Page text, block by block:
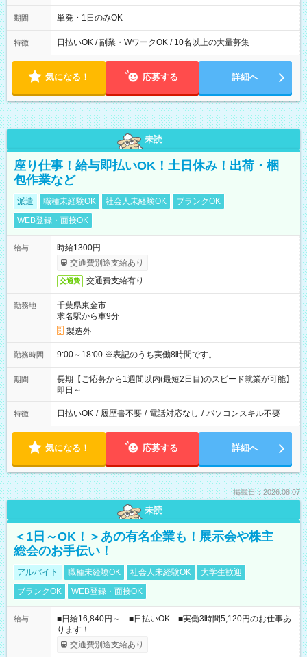
～22：00
期間 単発・1日のみOK
特徴 日払いOK / 副業・WワークOK / 10名以上の大量募集
気になる！ 応募する 詳細へ
未読
座り仕事！給与即払いOK！土日休み！出荷・梱
包作業など
派遣 職種未経験OK 社会人未経験OK
ブランクOK
WEB登録・面接OK
給与
時給1300円
交通費別途支給あり
交通費 交通費支給有り
勤務地
千葉県東金市
求名駅から車9分
製造外
勤務時間 9:00～18:00 ※表記のうち実働8時間です。
期間
長期【ご応募から1週間以内(最短2日目)のスピード就業が可能】
即日～
特徴 日払いOK / 履歴書不要 / 電話対応なし / パソコンスキル不要
気になる！ 応募する 詳細へ
掲載日：2026.08.07
未読
＜1日～OK！＞あの有名企業も！展示会や株主
総会のお手伝い！
アルバイト 職種未経験OK 社会人未経験OK
大学生歓迎
ブランクOK
WEB登録・面接OK
給与
■日給16,840円～ ■日払いOK ■実働3時間5,120円のお仕事あ
ります！
交通費別途支給あり